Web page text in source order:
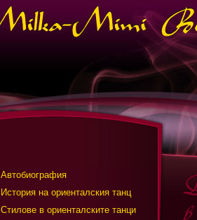
Автобиография
История на ориенталския танц
Стилове в ориенталските танци